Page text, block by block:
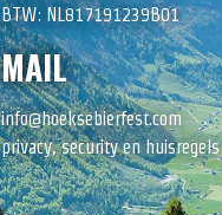
BTW: NL817191239B01
MAIL
info@hoeksebierfest.com
privacy, security en huisregels